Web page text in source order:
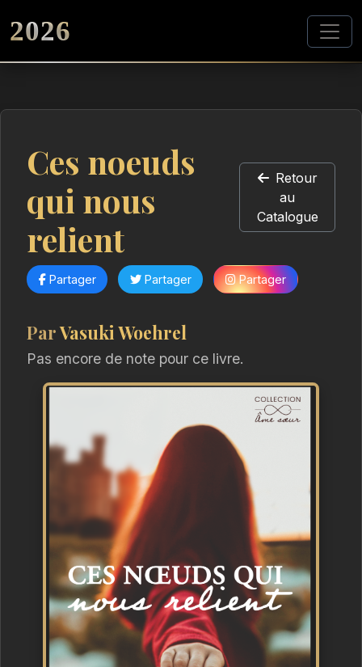
2026
Ces noeuds
qui nous
relient
Retour
au
Catalogue
Partager Partager Partager
ParVasuki Woehrel
Pas encore de note pour ce livre.